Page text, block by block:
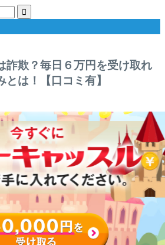
詐欺？毎日６万円を受け取れ
は！【口コミ有】